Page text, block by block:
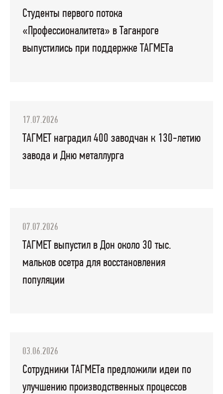
Студенты первого потока
«Профессионалитета» в Таганроге
выпустились при поддержке ТАГМЕТа
17.07.2026
ТАГМЕТ наградил 400 заводчан к 130-летию
завода и Дню металлурга
07.07.2026
ТАГМЕТ выпустил в Дон около 30 тыс.
мальков осетра для восстановления
популяции
03.06.2026
Сотрудники ТАГМЕТа предложили идеи по
улучшению производственных процессов